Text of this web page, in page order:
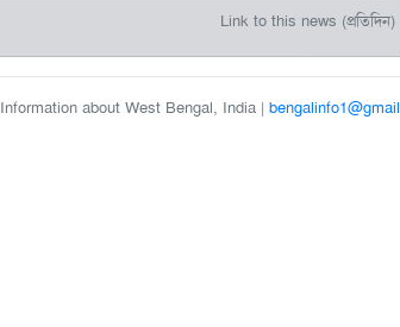
Link to this news (প্রতিদিন)
about West Bengal, India | bengalinfo1@gmail